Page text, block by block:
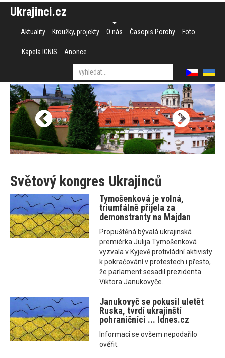
Ukrajinci.cz
Aktuality Kroužky, projekty O nás Časopis Porohy Foto
Kapela IGNIS Anonce
Světový kongres Ukrajinců
Tymošenková je volná,
triumfálně přijela za
demonstranty na Majdan
Propuštěná bývalá ukrajinská
premiérka Julija Tymošenková
vyzvala v Kyjevě protivládní aktivisty
k pokračování v protestech i přesto,
že parlament sesadil prezidenta
Viktora Janukovyče.
Janukovyč se pokusil uletět
Ruska, tvrdí ukrajinští
pohraničníci ... Idnes.cz
Informaci se ovšem nepodařilo
ověřit.